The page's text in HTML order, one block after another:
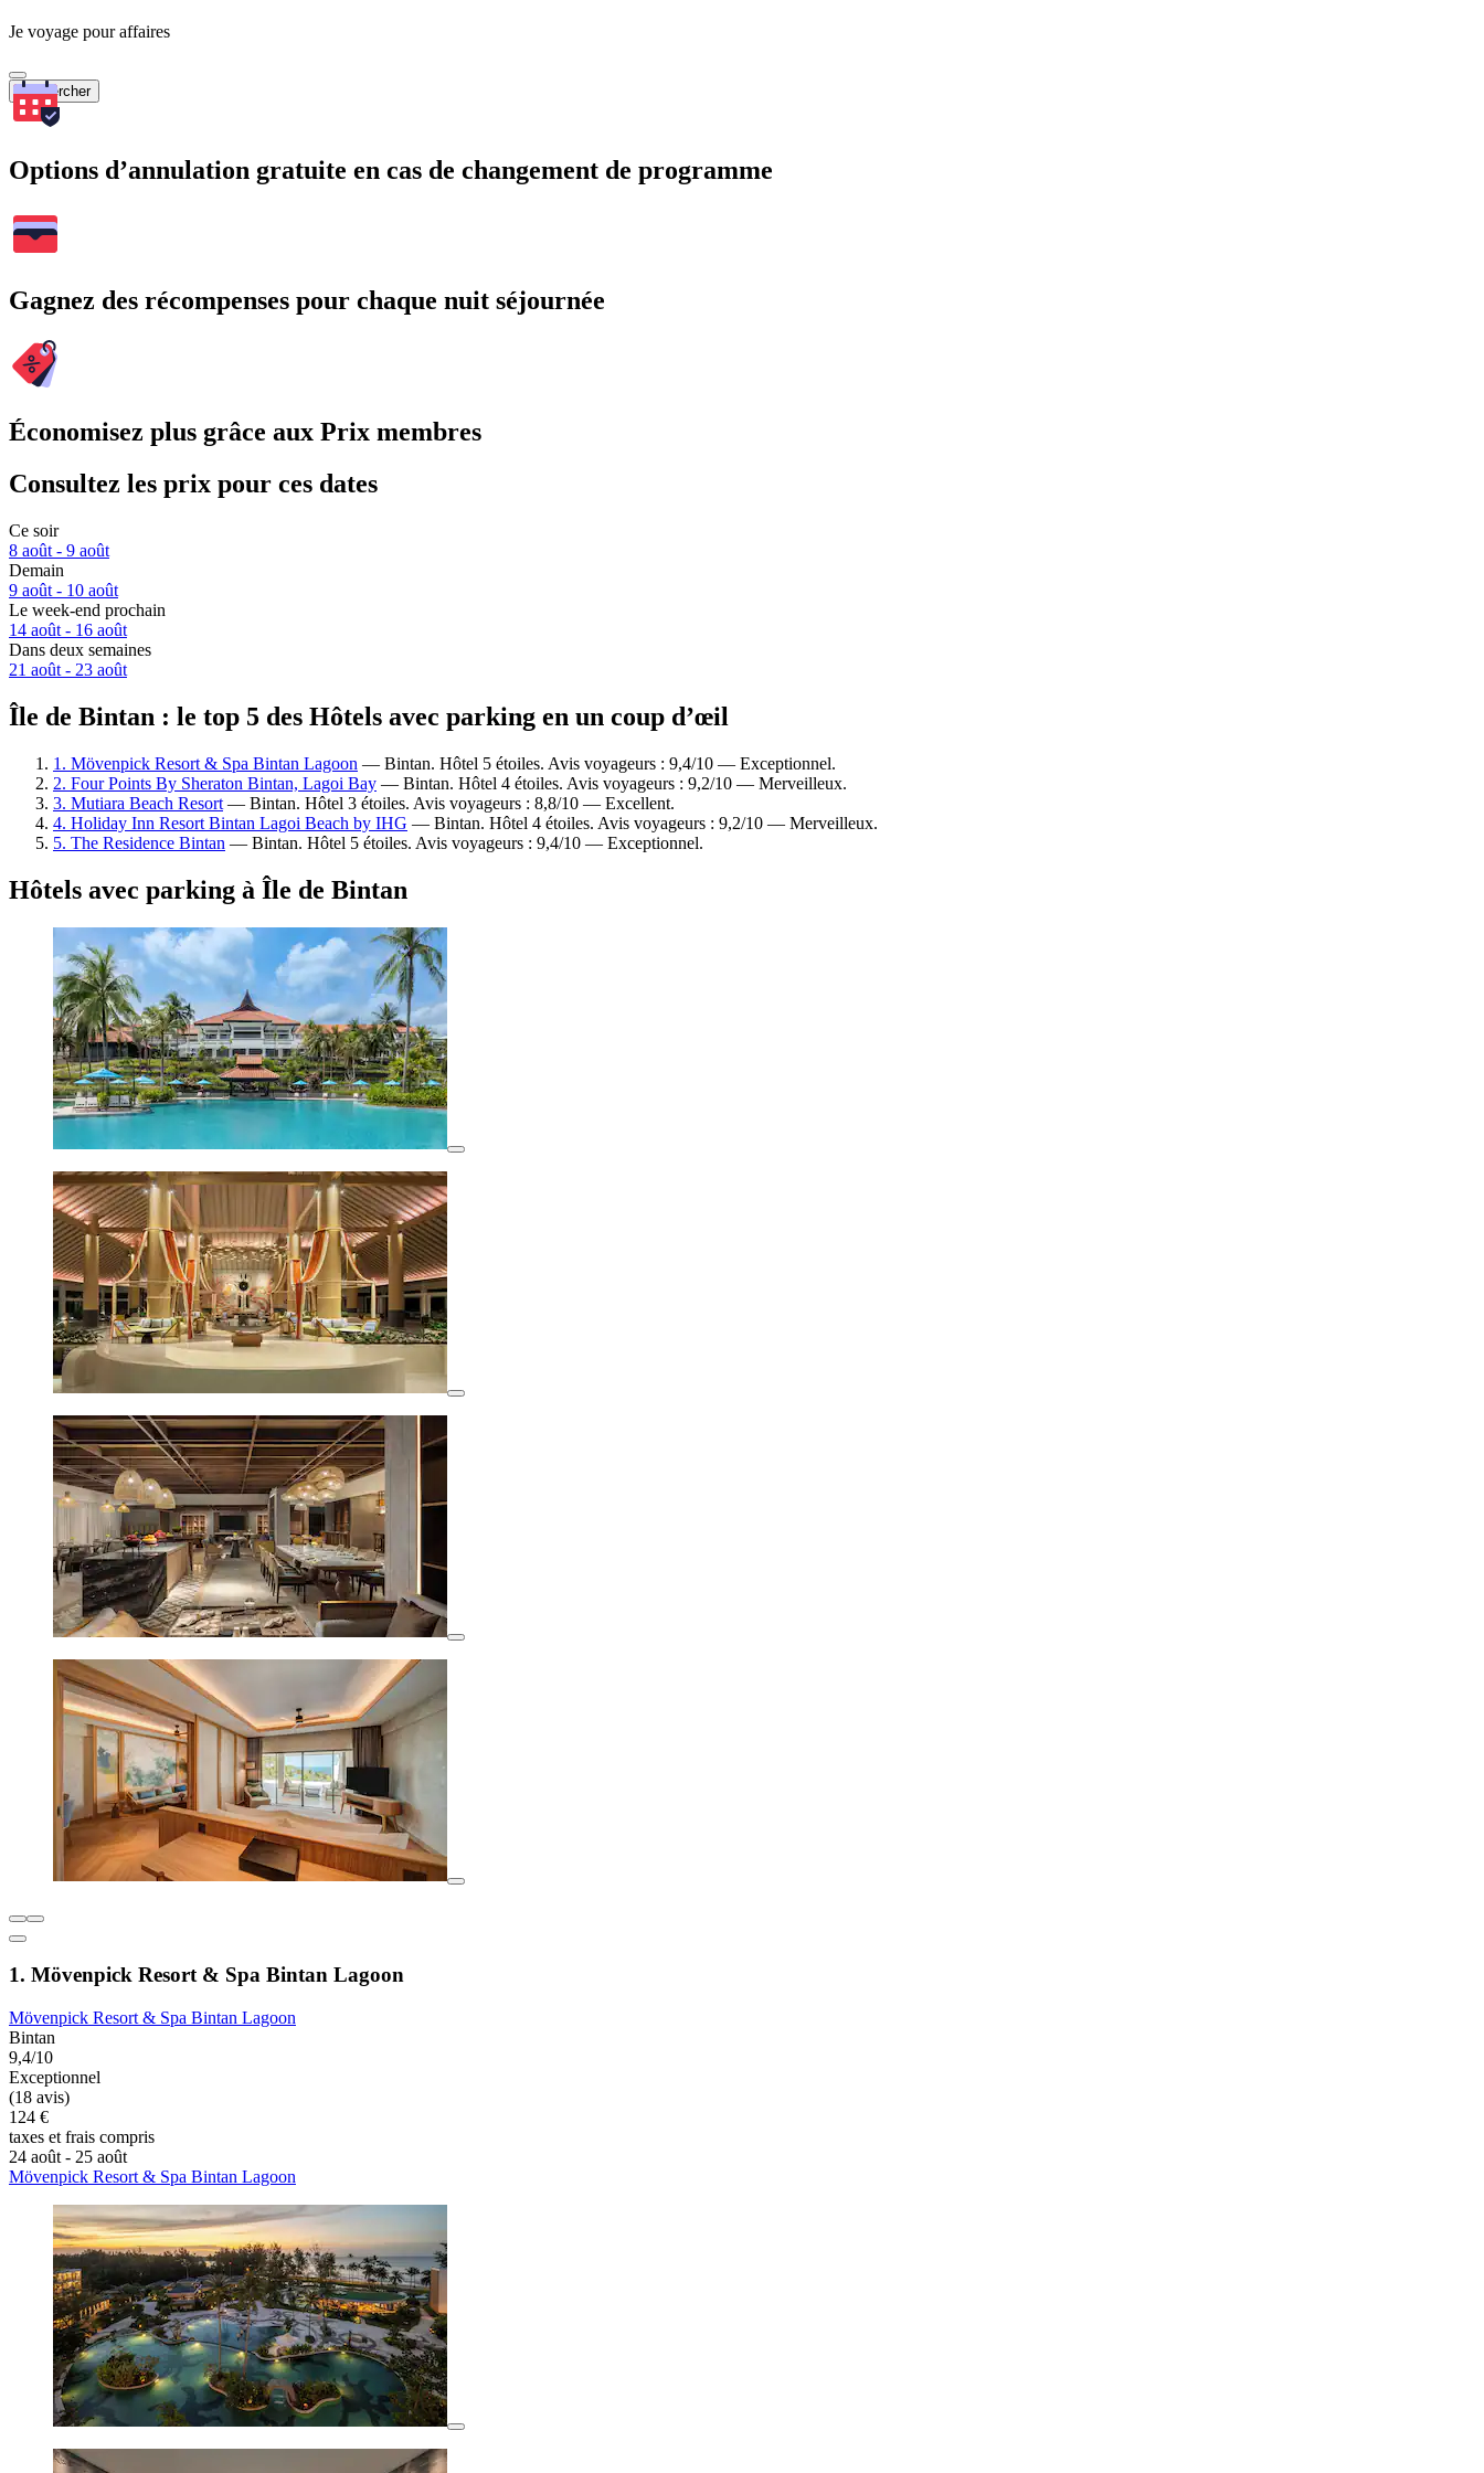
Je voyage pour affaires
Rechercher
Options d’annulation gratuite en cas de changement de programme
Gagnez des récompenses pour chaque nuit séjournée
Économisez plus grâce aux Prix membres
Consultez les prix pour ces dates
Ce soir
8 août - 9 août
Demain
9 août - 10 août
Le week-end prochain
14 août - 16 août
Dans deux semaines
21 août - 23 août
Île de Bintan : le top 5 des Hôtels avec parking en un coup d’œil
1. Mövenpick Resort & Spa Bintan Lagoon — Bintan. Hôtel 5 étoiles. Avis voyageurs : 9,4/10 — Exceptionnel.
2. Four Points By Sheraton Bintan, Lagoi Bay — Bintan. Hôtel 4 étoiles. Avis voyageurs : 9,2/10 — Merveilleux.
3. Mutiara Beach Resort — Bintan. Hôtel 3 étoiles. Avis voyageurs : 8,8/10 — Excellent.
4. Holiday Inn Resort Bintan Lagoi Beach by IHG — Bintan. Hôtel 4 étoiles. Avis voyageurs : 9,2/10 — Merveilleux.
5. The Residence Bintan — Bintan. Hôtel 5 étoiles. Avis voyageurs : 9,4/10 — Exceptionnel.
Hôtels avec parking à Île de Bintan
1. Mövenpick Resort & Spa Bintan Lagoon
Mövenpick Resort & Spa Bintan Lagoon
Bintan
9,4/10
Exceptionnel
(18 avis)
124 €
taxes et frais compris
24 août - 25 août
Mövenpick Resort & Spa Bintan Lagoon